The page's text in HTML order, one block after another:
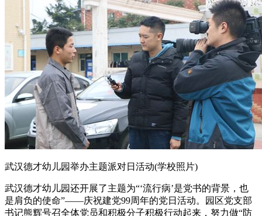
武汉德才幼儿园举办主题派对日活动(学校照片)
武汉德才幼儿园还开展了主题为“‘流行病’是党书的背景，也
是肩负的使命”——庆祝建党99周年的党日活动。园区党支部
书记熊辉号召全体党员和积极分子积极行动起来，努力做“防